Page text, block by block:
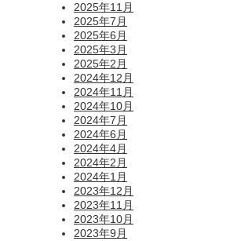
2025年11月
2025年7月
2025年6月
2025年3月
2025年2月
2024年12月
2024年11月
2024年10月
2024年7月
2024年6月
2024年4月
2024年2月
2024年1月
2023年12月
2023年11月
2023年10月
2023年9月